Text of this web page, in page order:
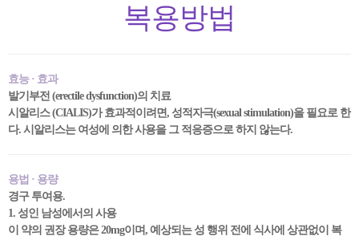
복용방법
효능 · 효과
발기부전 (erectile dysfunction)의 치료
시알리스 (CIALIS)가 효과적이려면, 성적자극(sexual stimulation)을 필요로 한
다. 시알리스는 여성에 의한 사용을 그 적응증으로 하지 않는다.
용법 · 용량
경구 투여용.
1. 성인 남성에서의 사용
이 약의 권장 용량은 20mg이며, 예상되는 성 행위 전에 식사에 상관없이 복